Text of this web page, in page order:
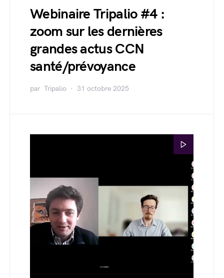
Webinaire Tripalio #4 :
zoom sur les dernières
grandes actus CCN
santé/prévoyance
par Tripalio 31 octobre 2025